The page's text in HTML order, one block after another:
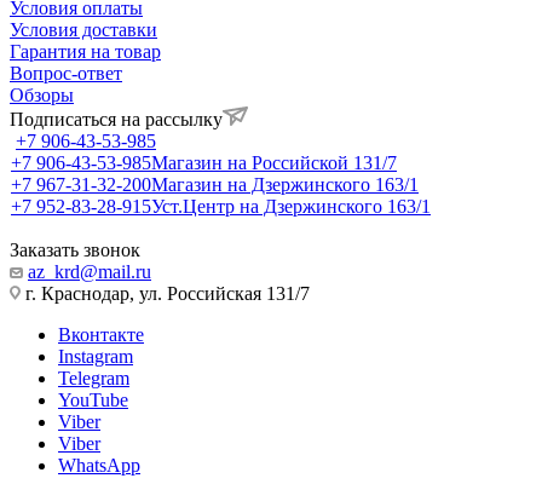
Условия оплаты
Условия доставки
Гарантия на товар
Вопрос-ответ
Обзоры
Подписаться на рассылку
+7 906-43-53-985
+7 906-43-53-985Магазин на Российской 131/7
+7 967-31-32-200Магазин на Дзержинского 163/1
+7 952-83-28-915Уст.Центр на Дзержинского 163/1
Заказать звонок
az_krd@mail.ru
г. Краснодар, ул. Российская 131/7
Вконтакте
Instagram
Telegram
YouTube
Viber
Viber
WhatsApp